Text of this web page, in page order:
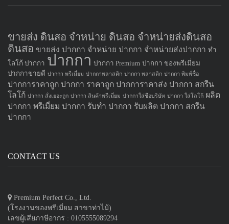
ขายส่ง ดินสอ จำหน่าย ดินสอ จำหน่ายส่งดินสอ
ดินสอ ขายส่ง ปากกา จำหน่าย ปากกา จำหน่ายส่งปากกา ทำ
โลโก้ ปากกา ปากกา ปากกา Premium ปากกา ของพรีเมี่ยม
ปากกาขายดี ปากกา พรีเมี่ยม ปากกาพลาสติก ปากกา พลาสติก ปากกา พิมพ์ชื่อ
ปากการาคาถูก ปากกา ราคาถูก ปากการาคาส่ง ปากกา สกรีน
โลโก้ ปากกา สั่งเยอะถูก ปากกา สินค้าพรีเมี่ยม ปากกาใส่ชื่อบริษัท ปากกา ใส่โลโก้ ผลิต
ปากกา พรีเมี่ยม ปากกา รับทำ ปากกา รับผลิต ปากกา สกรีน
ปากกา
CONTACT US
Premium Perfect Co., Ltd.
(โรงงานของพรีเมี่ยม สาขาท่าไม้)
เลขผู้เสียภาษีอากร : 0105555089294